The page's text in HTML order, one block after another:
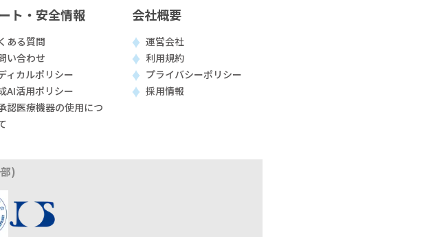
ト・安全情報
ある質問
い合わせ
ィカルポリシー
AI活用ポリシー
認医療機器の使用につ
会社概要
運営会社
利用規約
プライバシーポリシー
採用情報
)